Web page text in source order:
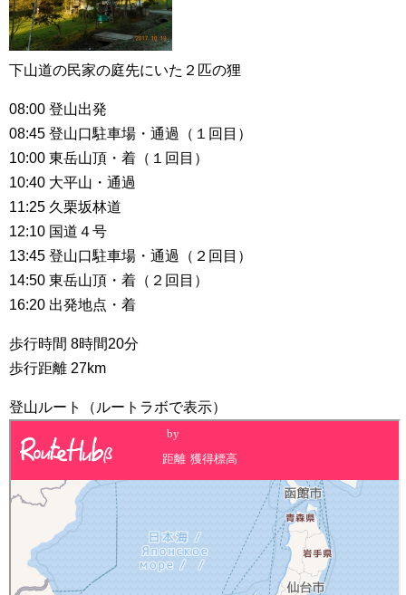
下山道の民家の庭先にいた２匹の狸
08:00 登山出発
08:45 登山口駐車場・通過（１回目）
10:00 東岳山頂・着（１回目）
10:40 大平山・通過
11:25 久栗坂林道
12:10 国道４号
13:45 登山口駐車場・通過（２回目）
14:50 東岳山頂・着（２回目）
16:20 出発地点・着
歩行時間 8時間20分
歩行距離 27km
登山ルート（ルートラボで表示）